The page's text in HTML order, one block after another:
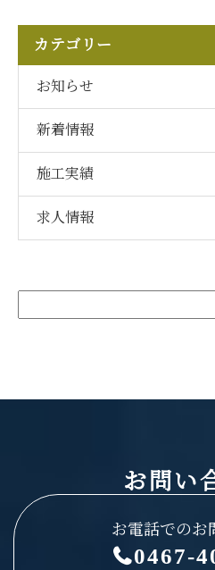
カテゴリー
お知らせ
新着情報
施工実績
求人情報
お問い
お電話でのお
0467-